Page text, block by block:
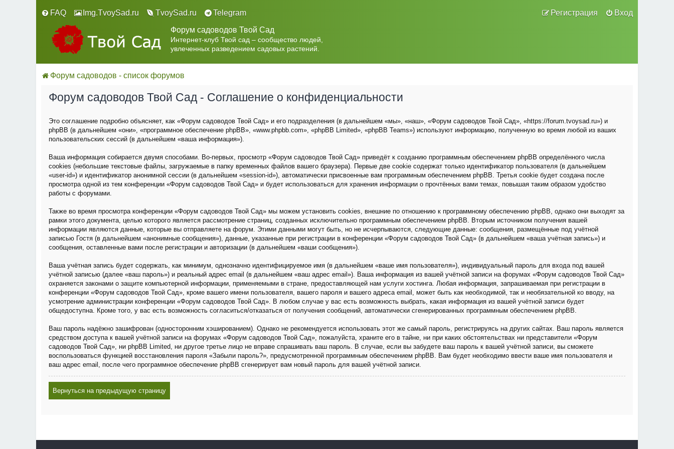
FAQ Вход
Регистрация
Img.TvoySad.ru TvoySad.ru
Telegram
Форум садоводов Твой Сад
Интернет-клуб Твой сад – сообщество людей,
увлеченных разведением садовых растений.
Форум садоводов - список форумов
Форум садоводов Твой Сад - Соглашение о конфиденциальности
Это соглашение подробно объясняет, как «Форум садоводов Твой Сад» и его подразделения (в дальнейшем «мы», «наш», «Форум садоводов Твой Сад», «https://forum.tvoysad.ru») и
phpBB (в дальнейшем «они», «программное обеспечение phpBB», «www.phpbb.com», «phpBB Limited», «phpBB Teams») используют информацию, полученную во время любой из ваших
пользовательских сессий (в дальнейшем «ваша информация»).
Ваша информация собирается двумя способами. Во-первых, просмотр «Форум садоводов Твой Сад» приведёт к созданию программным обеспечением phpBB определённого числа
cookies (небольшие текстовые файлы, загружаемые в папку временных файлов вашего браузера). Первые две cookie содержат только идентификатор пользователя (в дальнейшем
«user-id») и идентификатор анонимной сессии (в дальнейшем «session-id»), автоматически присвоенные вам программным обеспечением phpBB. Третья cookie будет создана после
просмотра одной из тем конференции «Форум садоводов Твой Сад» и будет использоваться для хранения информации о прочтённых вами темах, повышая таким образом удобство
работы с форумами.
Также во время просмотра конференции «Форум садоводов Твой Сад» мы можем установить cookies, внешние по отношению к программному обеспечению phpBB, однако они выходят за
рамки этого документа, целью которого является рассмотрение страниц, созданных исключительно программным обеспечением phpBB. Вторым источником получения вашей
информации являются данные, которые вы отправляете на форум. Этими данными могут быть, но не исчерпываются, следующие данные: сообщения, размещённые под учётной
записью Гостя (в дальнейшем «анонимные сообщения»), данные, указанные при регистрации в конференции «Форум садоводов Твой Сад» (в дальнейшем «ваша учётная запись») и
сообщения, оставленные вами после регистрации и авторизации (в дальнейшем «ваши сообщения»).
Ваша учётная запись будет содержать, как минимум, однозначно идентифицируемое имя (в дальнейшем «ваше имя пользователя»), индивидуальный пароль для входа под вашей
учётной записью (далее «ваш пароль») и реальный адрес email (в дальнейшем «ваш адрес email»). Ваша информация из вашей учётной записи на форумах «Форум садоводов Твой Сад»
охраняется законами о защите компьютерной информации, применяемыми в стране, предоставляющей нам услуги хостинга. Любая информация, запрашиваемая при регистрации в
конференции «Форум садоводов Твой Сад», кроме вашего имени пользователя, вашего пароля и вашего адреса email, может быть как необходимой, так и необязательной ко вводу, на
усмотрение администрации конференции «Форум садоводов Твой Сад». В любом случае у вас есть возможность выбрать, какая информация из вашей учётной записи будет
общедоступна. Кроме того, у вас есть возможность согласиться/отказаться от получения сообщений, автоматически сгенерированных программным обеспечением phpBB.
Ваш пароль надёжно зашифрован (односторонним хэшированием). Однако не рекомендуется использовать этот же самый пароль, регистрируясь на других сайтах. Ваш пароль является
средством доступа к вашей учётной записи на форумах «Форум садоводов Твой Сад», пожалуйста, храните его в тайне, ни при каких обстоятельствах ни представители «Форум
садоводов Твой Сад», ни phpBB Limited, ни другое третье лицо не вправе спрашивать ваш пароль. В случае, если вы забудете ваш пароль к вашей учётной записи, вы сможете
воспользоваться функцией восстановления пароля «Забыли пароль?», предусмотренной программным обеспечением phpBB. Вам будет необходимо ввести ваше имя пользователя и
ваш адрес email, после чего программное обеспечение phpBB сгенерирует вам новый пароль для вашей учётной записи.
Вернуться на предыдущую страницу